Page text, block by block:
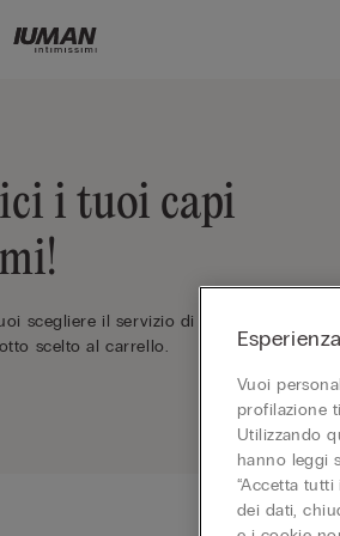
i tuoi capi
scegliere il servizio di personalizzazione
scelto al carrello.
Vuoi
profilazione
Utilizzando
hanno leggi
“Accetta
dei dati,